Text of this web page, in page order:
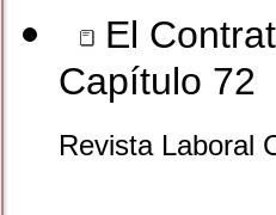
El
Capítulo 72
Revista Laboral